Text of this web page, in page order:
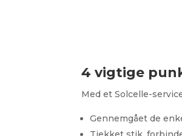
4 vigtige
Med et Solcelle-
Gennemgået de